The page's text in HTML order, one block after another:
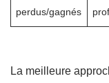
perdus/gagnés
La meilleure